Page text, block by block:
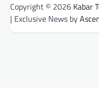
Copyright © 2026 Kabar
| Exclusive News by